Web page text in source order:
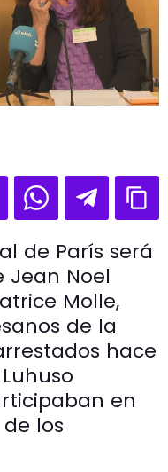
de París será
Jean Noel
Molle,
de la
hace
en
los